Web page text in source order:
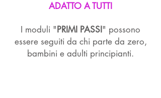
ADATTO A TUTTI
I moduli "PRIMI PASSI" possono
essere seguiti da chi parte da zero,
bambini e adulti principianti.